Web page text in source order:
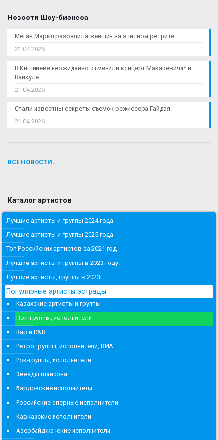
Новости Шоу-бизнеса
Меган Маркл разозлила женщин на элитном ретрите
21.04.2026
В Кишиневе неожиданно отменили концерт Макаревича* и
Вайкуле
21.04.2026
Стали известны секреты съемок режиссера Гайдая
21.04.2026
ВСЕ НОВОСТИ...
Каталог артистов
Лучшие артисты и группы 2024 года
Лучшие артисты и группы 2025 года
Топ Российских артистов за 2021 год
Лучшие артисты и группы в 2023 году.
Лучшие артисты, группы в 2023г.
Популярные артисты эстрады
Казахские артисты и группы
Поп-группы, исполнители
Rap и R&B
Ретро группы, исполнители, ВИА
Рок-группы, исполнители
Звезды шансона
Бардовские исполнители
Российские оперные исполнители
Кавказские исполнители
Азербайджанские исполнители